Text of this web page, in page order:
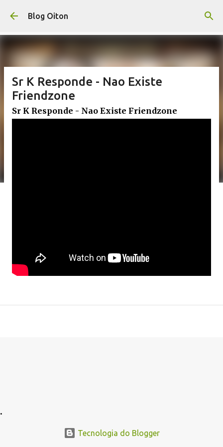
Pular para o conteúdo principal
Blog Oiton
Sr K Responde - Nao Existe
Friendzone
Sr K Responde - Nao Existe Friendzone
.
Tecnologia do Blogger